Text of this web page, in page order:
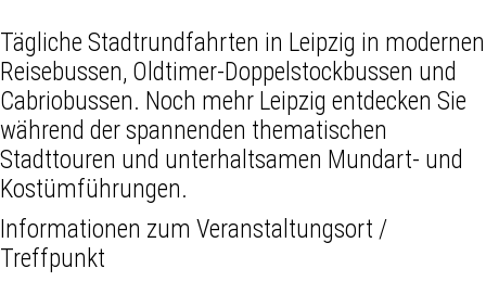
Tägliche Stadtrundfahrten in Leipzig in modernen
Reisebussen, Oldtimer-Doppelstockbussen und
Cabriobussen. Noch mehr Leipzig entdecken Sie
während der spannenden thematischen
Stadttouren und unterhaltsamen Mundart- und
Kostümführungen.
Informationen zum Veranstaltungsort /
Treffpunkt